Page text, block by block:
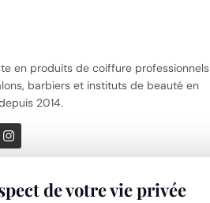
en produits de coiffure professionnels
barbiers et instituts de beauté en
2014.
de votre vie privée